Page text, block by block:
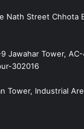
Nath Street Chhota
Jawahar Tower,
302016
Tower, Industrial